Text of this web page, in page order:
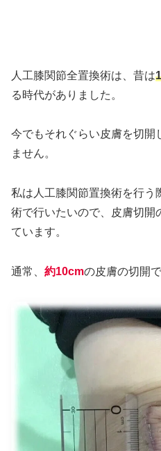
人工膝関節全置換術は、昔は
る時代がありました。
今でもそれぐらい皮膚を切開
ません。
私は人工膝関節置換術を行う
術で行いたいので、皮膚切開
ています。
通常、 約10cmの皮膚の切開